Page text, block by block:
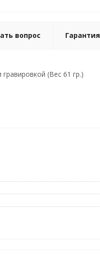
вопрос Гарантия
(Вес 61 гр.)